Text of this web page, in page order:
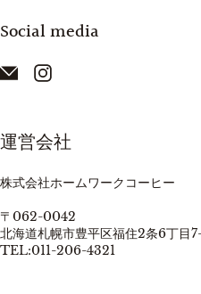
Social media
運営会社
株式会社ホームワークコーヒー
〒062-0042
北海道札幌市豊平区福住2条6丁目
TEL:011-206-4321